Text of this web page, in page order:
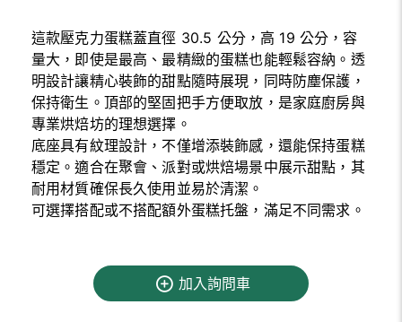
這款壓克力蛋糕蓋直徑 30.5 公分，高 19 公分，容
量大，即使是最高、最精緻的蛋糕也能輕鬆容納。透
明設計讓精心裝飾的甜點隨時展現，同時防塵保護，
保持衛生。頂部的堅固把手方便取放，是家庭廚房與
專業烘焙坊的理想選擇。
底座具有紋理設計，不僅增添裝飾感，還能保持蛋糕
穩定。適合在聚會、派對或烘焙場景中展示甜點，其
耐用材質確保長久使用並易於清潔。
可選擇搭配或不搭配額外蛋糕托盤，滿足不同需求。
加入詢問車